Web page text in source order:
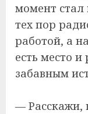
момент
тех пор
работой, а
есть место
забавным
— Расскажи,